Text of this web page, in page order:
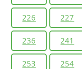
226 227
236 241
253 254